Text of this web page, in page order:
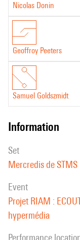
Nicolas Donin
Geoffroy Peeters
Samuel Goldszmidt
information
set
Mercredis de STMS
event
Projet RIAM :
hypermédia
performance